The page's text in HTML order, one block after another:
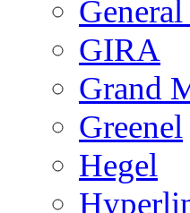
GIRA
Grand
Greenel
Hegel